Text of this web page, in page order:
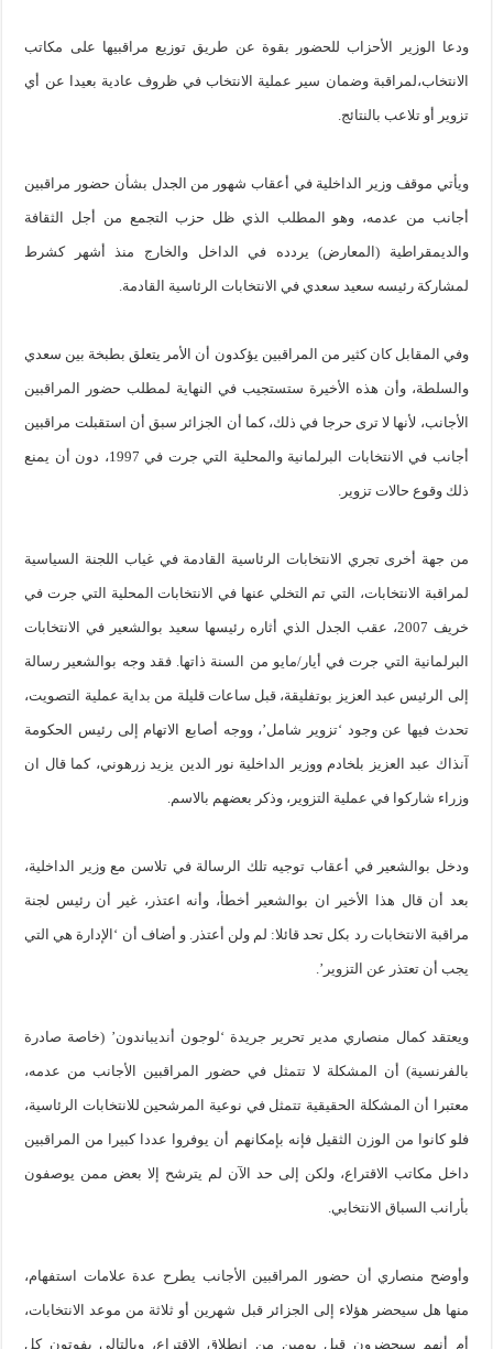
ودعا الوزير الأحزاب للحضور بقوة عن طريق توزيع مراقبيها على مكاتب
الانتخاب،لمراقبة وضمان سير عملية الانتخاب في ظروف عادية بعيدا عن أي
تزوير أو تلاعب بالنتائج.
ويأتي موقف وزير الداخلية في أعقاب شهور من الجدل بشأن حضور مراقبين
أجانب من عدمه، وهو المطلب الذي ظل حزب التجمع من أجل الثقافة
والديمقراطية (المعارض) يردده في الداخل والخارج منذ أشهر كشرط
لمشاركة رئيسه سعيد سعدي في الانتخابات الرئاسية القادمة.
وفي المقابل كان كثير من المراقبين يؤكدون أن الأمر يتعلق بطبخة بين سعدي
والسلطة، وأن هذه الأخيرة ستستجيب في النهاية لمطلب حضور المراقبين
الأجانب، لأنها لا ترى حرجا في ذلك، كما أن الجزائر سبق أن استقبلت مراقبين
أجانب في الانتخابات البرلمانية والمحلية التي جرت في 1997، دون أن يمنع
ذلك وقوع حالات تزوير.
من جهة أخرى تجري الانتخابات الرئاسية القادمة في غياب اللجنة السياسية
لمراقبة الانتخابات، التي تم التخلي عنها في الانتخابات المحلية التي جرت في
خريف 2007، عقب الجدل الذي أثاره رئيسها سعيد بوالشعير في الانتخابات
البرلمانية التي جرت في أيار/مايو من السنة ذاتها. فقد وجه بوالشعير رسالة
إلى الرئيس عبد العزيز بوتفليقة، قبل ساعات قليلة من بداية عملية التصويت،
تحدث فيها عن وجود ‘تزوير شامل’، ووجه أصابع الاتهام إلى رئيس الحكومة
آنذاك عبد العزيز بلخادم ووزير الداخلية نور الدين يزيد زرهوني، كما قال ان
وزراء شاركوا في عملية التزوير، وذكر بعضهم بالاسم.
ودخل بوالشعير في أعقاب توجيه تلك الرسالة في تلاسن مع وزير الداخلية،
بعد أن قال هذا الأخير ان بوالشعير أخطأ، وأنه اعتذر، غير أن رئيس لجنة
مراقبة الانتخابات رد بكل تحد قائلا: لم ولن أعتذر. و أضاف أن ‘الإدارة هي التي
يجب أن تعتذر عن التزوير’.
ويعتقد كمال منصاري مدير تحرير جريدة ‘لوجون أنديباندون’ (خاصة صادرة
بالفرنسية) أن المشكلة لا تتمثل في حضور المراقبين الأجانب من عدمه،
معتبرا أن المشكلة الحقيقية تتمثل في نوعية المرشحين للانتخابات الرئاسية،
فلو كانوا من الوزن الثقيل فإنه بإمكانهم أن يوفروا عددا كبيرا من المراقبين
داخل مكاتب الاقتراع، ولكن إلى حد الآن لم يترشح إلا بعض ممن يوصفون
بأرانب السباق الانتخابي.
وأوضح منصاري أن حضور المراقبين الأجانب يطرح عدة علامات استفهام،
منها هل سيحضر هؤلاء إلى الجزائر قبل شهرين أو ثلاثة من موعد الانتخابات،
أم أنهم سيحضرون قبل يومين من انطلاق الاقتراع، وبالتالي يفوتون كل